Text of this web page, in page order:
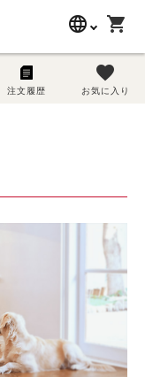
language shopping_cart
注文履歴
favorite
お気に入り
search